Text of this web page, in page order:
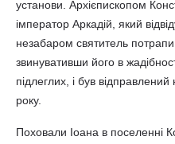
установи. Архієпископом
імператор Аркадій, який
незабаром святитель
звинувативши його в
підлеглих, і був
року.
Поховали Іоана в поселенні